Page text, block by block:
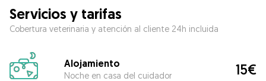
Servicios y tarifas
Cobertura veterinaria y atención al cliente 24h incluida
Alojamiento
Noche en casa del cuidador 15€